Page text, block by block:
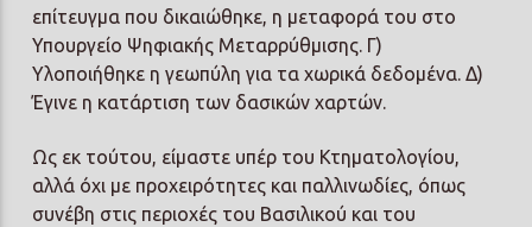
επίτευγμα που δικαιώθηκε, η μεταφορά του στο
Υπουργείο Ψηφιακής Μεταρρύθμισης. Γ)
Υλοποιήθηκε η γεωπύλη για τα χωρικά δεδομένα. Δ)
Έγινε η κατάρτιση των δασικών χαρτών.
Ως εκ τούτου, είμαστε υπέρ του Κτηματολογίου,
αλλά όχι με προχειρότητες και παλλινωδίες, όπως
συνέβη στις περιοχές του Βασιλικού και του